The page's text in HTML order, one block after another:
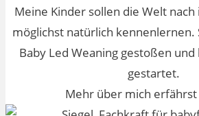
Meine Kinder sollen die Welt
möglichst natürlich kennenlernen.
Baby Led Weaning gestoßen
gestartet.
Mehr über mich erfährst